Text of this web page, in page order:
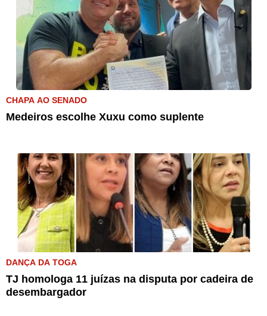
CHAPA AO SENADO
Medeiros escolhe Xuxu como suplente
DANÇA DA TOGA
TJ homologa 11 juízas na disputa por cadeira de
desembargador